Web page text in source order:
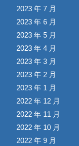
2023 年 7 月
2023 年 6 月
2023 年 5 月
2023 年 4 月
2023 年 3 月
2023 年 2 月
2023 年 1 月
2022 年 12 月
2022 年 11 月
2022 年 10 月
2022 年 9 月